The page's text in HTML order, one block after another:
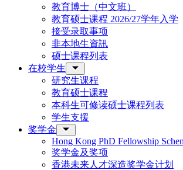
教育博士（中文班）
教育硕士课程 2026/27学年入学
接受录取事项
非本地生資訊
硕士课程列表
在校学生
研究生课程
教育硕士课程
本科生可修读硕士课程列表
学生支援
奖学金
Hong Kong PhD Fellowship
奖学金及奖项
香港未来人才深造奖学金计划